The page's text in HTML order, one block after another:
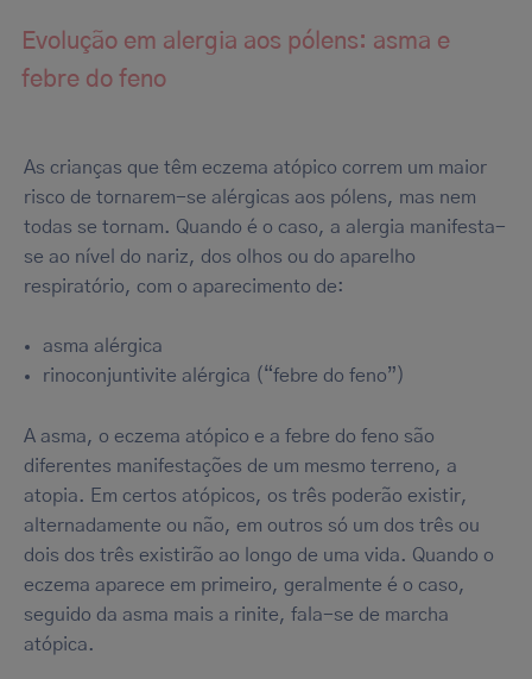
Evolução em alergia aos pólens: asma e
febre do feno
As crianças que têm eczema atópico correm um maior
risco de tornarem-se alérgicas aos pólens, mas nem
todas se tornam. Quando é o caso, a alergia manifesta-
se ao nível do nariz, dos olhos ou do aparelho
respiratório, com o aparecimento de:
asma alérgica
rinoconjuntivite alérgica (“febre do feno”)
A asma, o eczema atópico e a febre do feno são
diferentes manifestações de um mesmo terreno, a
atopia. Em certos atópicos, os três poderão existir,
alternadamente ou não, em outros só um dos três ou
dois dos três existirão ao longo de uma vida. Quando o
eczema aparece em primeiro, geralmente é o caso,
seguido da asma mais a rinite, fala-se de marcha
atópica.